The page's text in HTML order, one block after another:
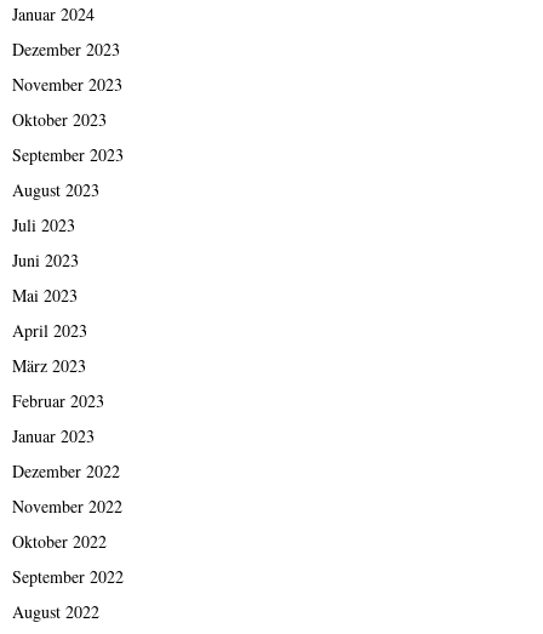
Januar 2024
Dezember 2023
November 2023
Oktober 2023
September 2023
August 2023
Juli 2023
Juni 2023
Mai 2023
April 2023
März 2023
Februar 2023
Januar 2023
Dezember 2022
November 2022
Oktober 2022
September 2022
August 2022